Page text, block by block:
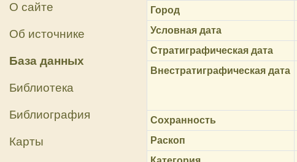
О сайте
Об источнике
База данных
Библиотека
Библиография
Карты
Город
Условная дата
Стратиграфическая дата
Внестратиграфическая дата
Сохранность
Раскоп